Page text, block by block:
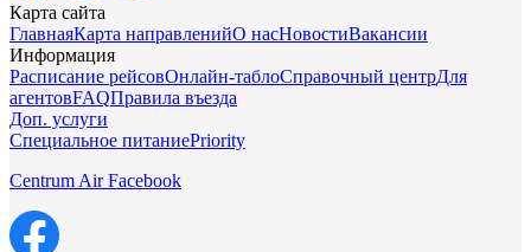
Карта сайта
ГлавнаяКарта направленийО насНовостиВакансии
Информация
Расписание рейсовОнлайн-таблоСправочный центрДля
агентовFAQПравила въезда
Доп. услуги
Специальное питаниеPriority
Centrum Air Facebook